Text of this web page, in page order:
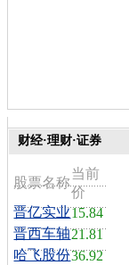
财经·理财·证券
股票名称
当前
价
晋亿实业15.84
晋西车轴21.81
哈飞股份36.92